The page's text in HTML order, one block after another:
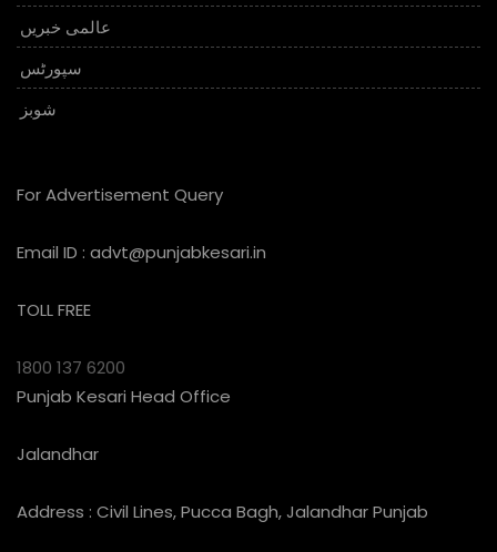
عالمی خبریں
سپورٹس
شوبز
For Advertisement Query
Email ID : advt@punjabkesari.in
TOLL FREE
1800 137 6200
Punjab Kesari Head Office
Jalandhar
Address : Civil Lines, Pucca Bagh, Jalandhar Punjab